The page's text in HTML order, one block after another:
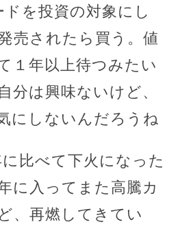
を投資の対象にし
売されたら買う。値
１年以上待つみたい
は興味ないけど、
にしないんだろうね
比べて下火になった
に入ってまた高騰カ
、再燃してきてい